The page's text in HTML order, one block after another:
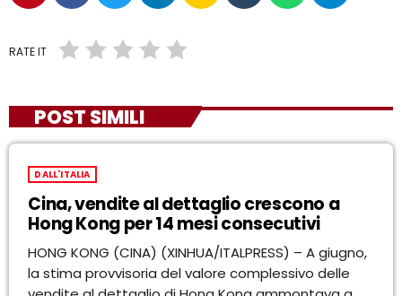
RATE IT
POST SIMILI
DALL'ITALIA
Cina, vendite al dettaglio crescono a
Hong Kong per 14 mesi consecutivi
HONG KONG (CINA) (XINHUA/ITALPRESS) – A giugno,
la stima provvisoria del valore complessivo delle